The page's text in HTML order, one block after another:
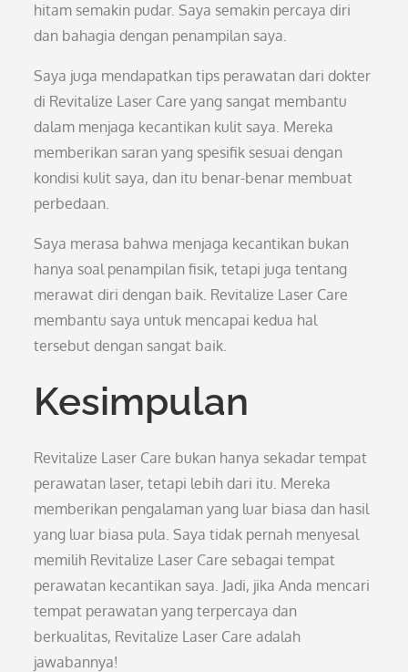
hitam semakin pudar. Saya semakin percaya diri
dan bahagia dengan penampilan saya.
Saya juga mendapatkan tips perawatan dari dokter
di Revitalize Laser Care yang sangat membantu
dalam menjaga kecantikan kulit saya. Mereka
memberikan saran yang spesifik sesuai dengan
kondisi kulit saya, dan itu benar-benar membuat
perbedaan.
Saya merasa bahwa menjaga kecantikan bukan
hanya soal penampilan fisik, tetapi juga tentang
merawat diri dengan baik. Revitalize Laser Care
membantu saya untuk mencapai kedua hal
tersebut dengan sangat baik.
Kesimpulan
Revitalize Laser Care bukan hanya sekadar tempat
perawatan laser, tetapi lebih dari itu. Mereka
memberikan pengalaman yang luar biasa dan hasil
yang luar biasa pula. Saya tidak pernah menyesal
memilih Revitalize Laser Care sebagai tempat
perawatan kecantikan saya. Jadi, jika Anda mencari
tempat perawatan yang terpercaya dan
berkualitas, Revitalize Laser Care adalah
jawabannya!